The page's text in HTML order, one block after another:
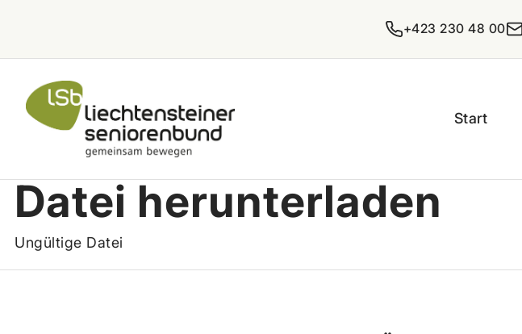
+423 230 48 00
Start
Datei herunterladen
Ungültige Datei